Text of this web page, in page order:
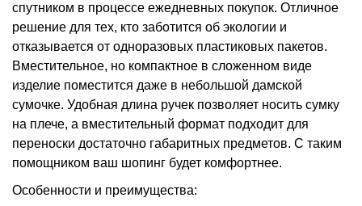
спутником в процессе ежедневных покупок. Отличное
решение для тех, кто заботится об экологии и
отказывается от одноразовых пластиковых пакетов.
Вместительное, но компактное в сложенном виде
изделие поместится даже в небольшой дамской
сумочке. Удобная длина ручек позволяет носить сумку
на плече, а вместительный формат подходит для
переноски достаточно габаритных предметов. С таким
помощником ваш шопинг будет комфортнее.
Особенности и преимущества: